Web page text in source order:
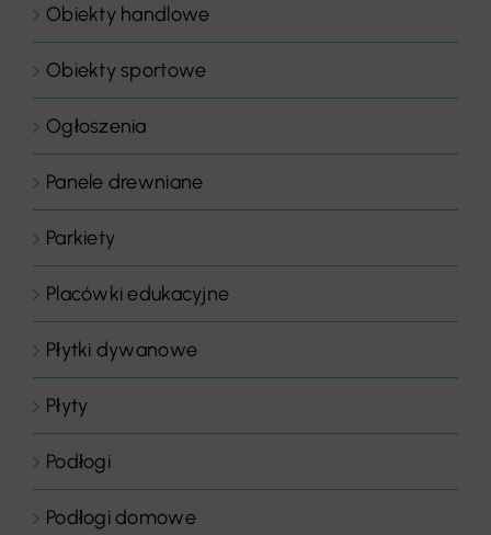
Obiekty handlowe
Obiekty sportowe
Ogłoszenia
Panele drewniane
Parkiety
Placówki edukacyjne
Płytki dywanowe
Płyty
Podłogi
Podłogi domowe